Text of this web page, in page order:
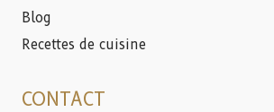
Blog
Recettes de cuisine
CONTACT